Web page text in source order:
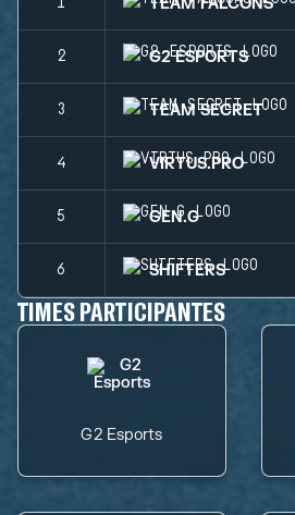
2 G2 ESPORTS
3 TEAM SECRET
4 VIRTUS.PRO
5 GEN.G
6 SHIFTERS
TIMES PARTICIPANTES
G2 Esports